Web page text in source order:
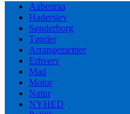
Aabenraa
Haderslev
Sønderborg
Tønder
Arrangementer
Erhverv
Mad
Motor
Natur
NYHED